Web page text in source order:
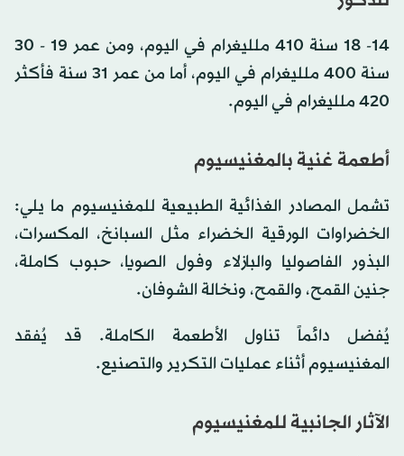
14- 18 سنة 410 ملليغرام في اليوم، ومن عمر 19 - 30
سنة 400 ملليغرام في اليوم، أما من عمر 31 سنة فأكثر
420 ملليغرام في اليوم.
أطعمة غنية بالمغنيسيوم
تشمل المصادر الغذائية الطبيعية للمغنيسيوم ما يلي:
الخضراوات الورقية الخضراء مثل السبانخ، المكسرات،
البذور الفاصوليا والبازلاء وفول الصويا، حبوب كاملة،
جنين القمح، والقمح، ونخالة الشوفان.
يُفضل دائماً تناول الأطعمة الكاملة. قد يُفقد
المغنيسيوم أثناء عمليات التكرير والتصنيع.
الآثار الجانبية للمغنيسيوم